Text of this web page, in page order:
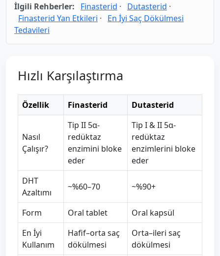
İlgili Rehberler: Finasterid · Dutasterid ·
Finasterid Yan Etkileri ·
En İyi Saç Dökülmesi
Tedavileri
Hızlı Karşılaştırma
Özellik Finasterid Dutasterid
Nasıl
Çalışır?
Tip II 5α-
redüktaz
enzimini bloke
eder
Tip I & II 5α-
redüktaz
enzimlerini bloke
eder
DHT
Azaltımı
~%60–70 ~%90+
Form Oral tablet
Oral kapsül
En İyi
Kullanım
Hafif–orta saç
dökülmesi
Orta–ileri saç
dökülmesi